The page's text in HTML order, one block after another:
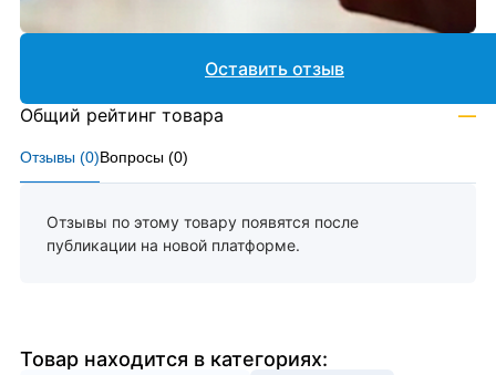
Отзывы (0)Вопросы (0)
Отзывы по этому товару появятся после
публикации на новой платформе.
Оставить отзыв
Общий рейтинг товара —
Товар находится в категориях: